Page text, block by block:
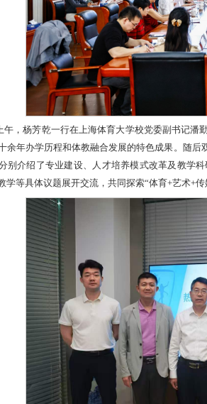
午，杨芳乾一行在上海体育大学校党委副书记潘
余年办学历程和体教融合发展的特色成果。随
别介绍了专业建设、人才培养模式改革及教学
学等具体议题展开交流，共同探索“体育+艺术+传